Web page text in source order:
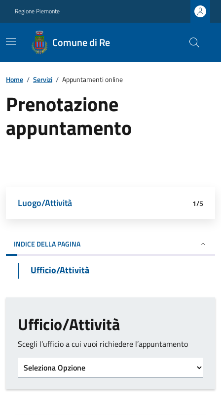
Regione Piemonte
Comune di Re
Home / Servizi / Appuntamenti online
Prenotazione
appuntamento
Luogo/Attività
Dettagli appuntamento
Richiedente
Data e orario
Riepilogo 1/5
INDICE DELLA PAGINA
Ufficio/Attività
Ufficio/Attività
Scegli l’ufficio a cui vuoi richiedere l’appuntamento